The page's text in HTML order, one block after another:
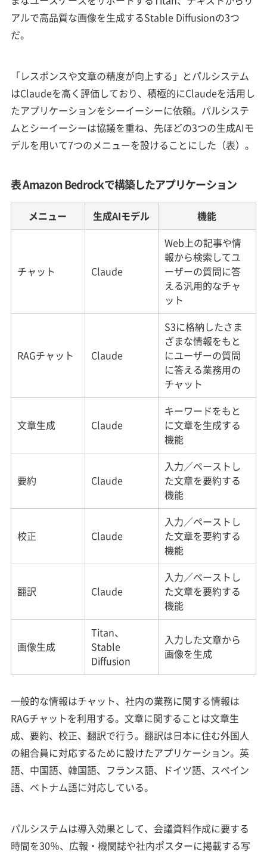
アルで高品質な画像を生成するStable Diffusionの3つ
だ。
「レスポンスや文章の精度が向上する」とパルシステム
はClaudeを高く評価しており、積極的にClaudeを活用し
たアプリケーションをシーイーシーに依頼。パルシステ
ムとシーイーシーは協議を重ね、先ほどの3つの生成AIモ
デルを用いて7つのメニューを設けることにした（表）。
表 Amazon Bedrockで構築したアプリケーション
メニュー 生成AIモデル 機能
チャット Claude
Web上の記事や情
報から検索してユ
ーザーの質問に答
える汎用的なチャ
ット
RAGチャット Claude
S3に格納したさま
ざまな情報をもと
にユーザーの質問
に答える業務用の
チャット
文章生成 Claude
キーワードをもと
に文章を生成する
機能
要約 Claude
入力／ペーストし
た文章を要約する
機能
校正 Claude
入力／ペーストし
た文章を要約する
機能
翻訳 Claude
入力／ペーストし
た文章を要約する
機能
画像生成
Titan、
Stable
Diffusion
入力した文章から
画像を生成
一般的な情報はチャット、社内の業務に関する情報は
RAGチャットを利用する。文章に関することは文章生
成、要約、校正、翻訳で行う。翻訳は日本に住む外国人
の組合員に対応するために設けたアプリケーション。英
語、中国語、韓国語、フランス語、ドイツ語、スペイン
語、ベトナム語に対応している。
パルシステムは導入効果として、会議資料作成に要する
時間を30％、広報・機関誌や社内ポスターに掲載する写